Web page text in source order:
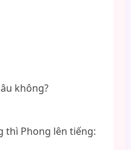
không?
thì Phong lên tiếng: